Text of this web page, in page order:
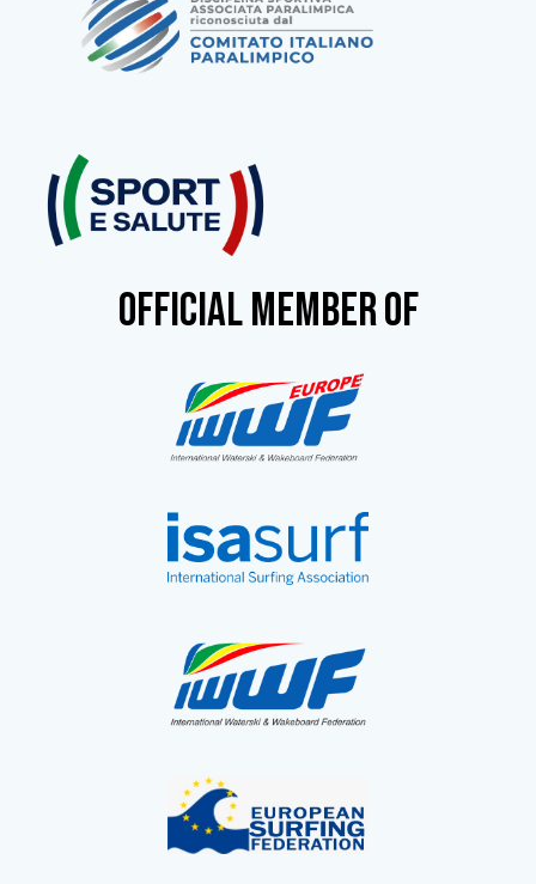
OFFICIAL MEMBER OF